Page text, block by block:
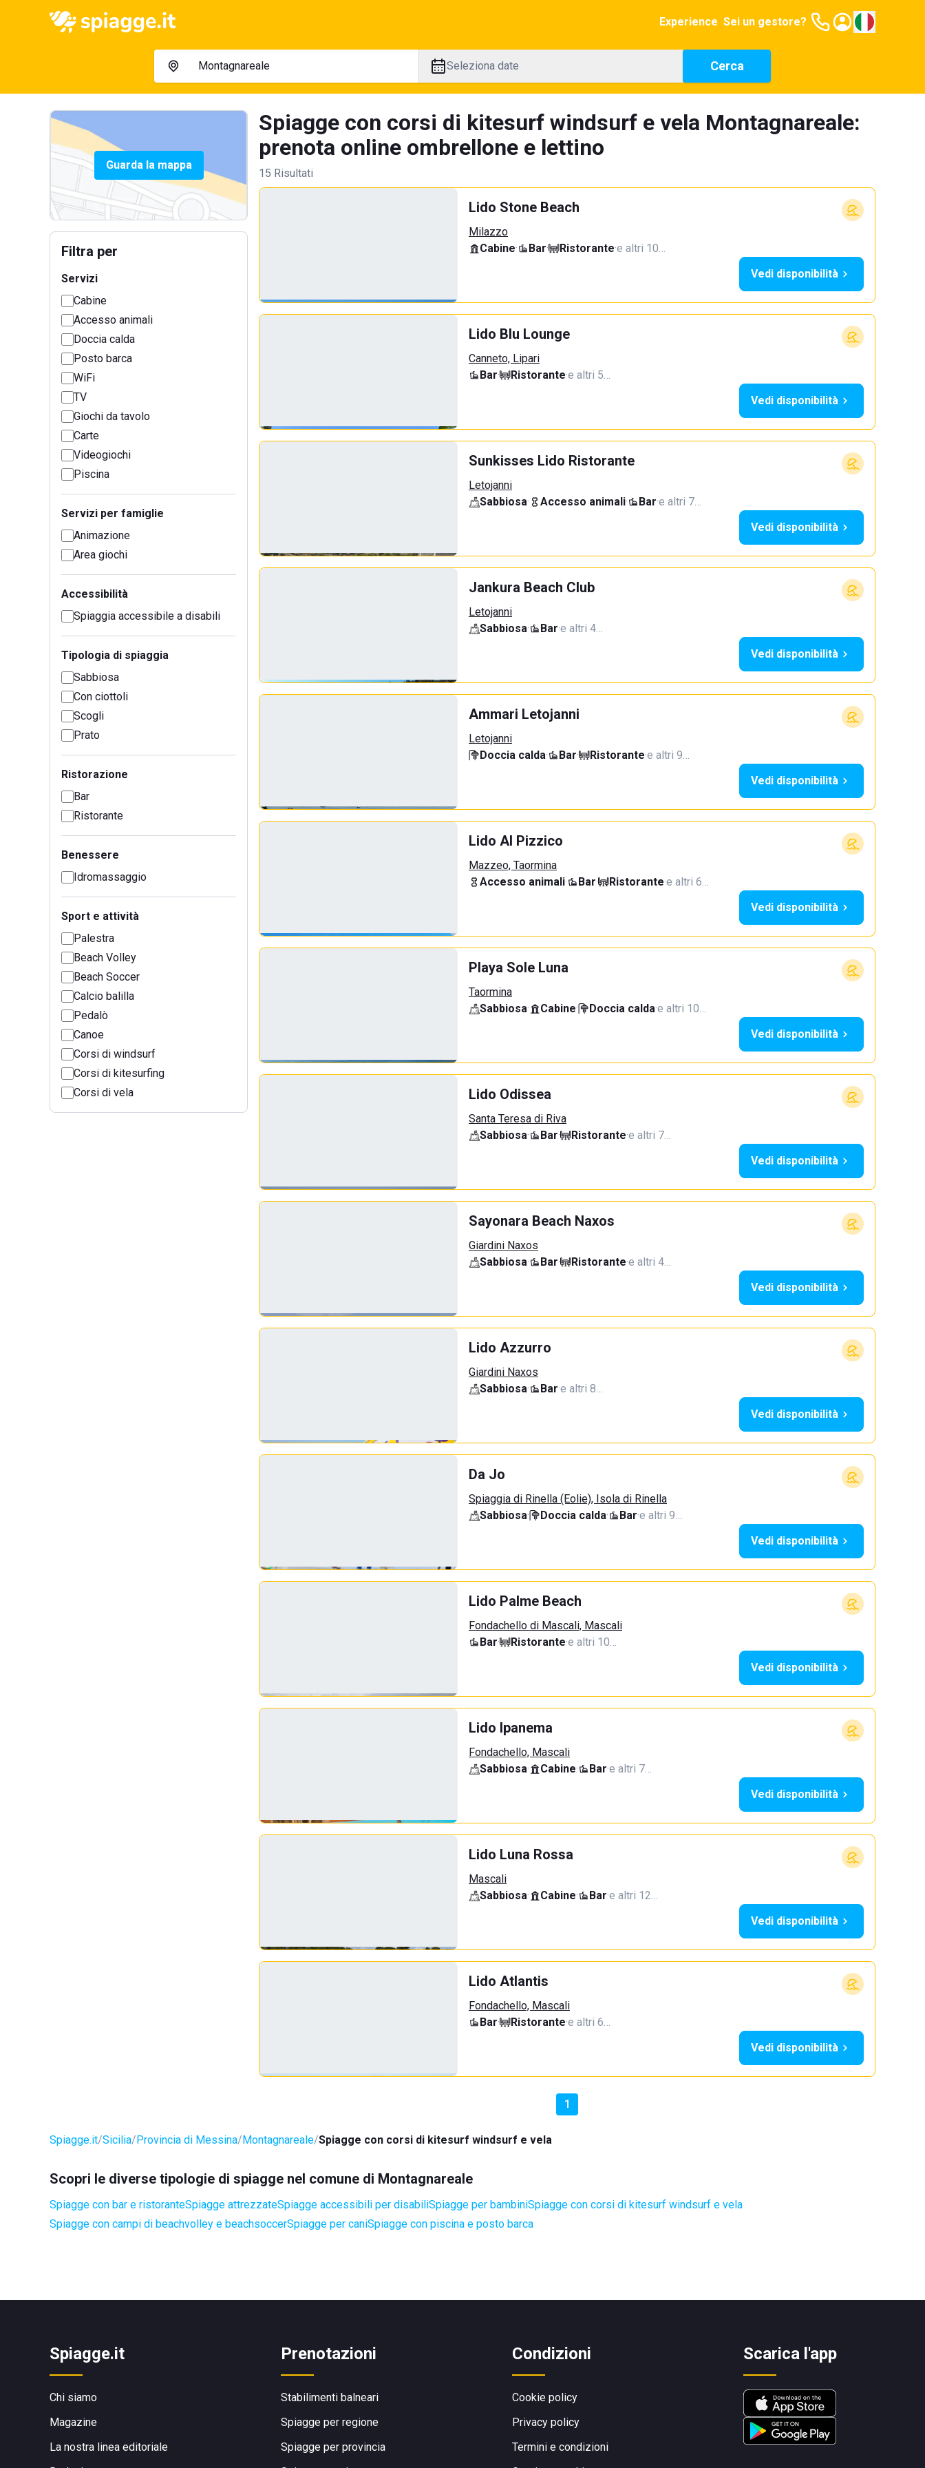
Experience Sei un gestore?
Seleziona date Cerca
Guarda la mappa
Filtra per
Servizi
Cabine
Accesso animali
Doccia calda
Posto barca
WiFi
TV
Giochi da tavolo
Carte
Videogiochi
Piscina
Servizi per famiglie
Animazione
Area giochi
Accessibilità
Spiaggia accessibile a disabili
Tipologia di spiaggia
Sabbiosa
Con ciottoli
Scogli
Prato
Ristorazione
Bar
Ristorante
Benessere
Idromassaggio
Sport e attività
Palestra
Beach Volley
Beach Soccer
Calcio balilla
Pedalò
Canoe
Corsi di windsurf
Corsi di kitesurfing
Corsi di vela
Spiagge con corsi di kitesurf windsurf e vela Montagnareale:
prenota online ombrellone e lettino
15 Risultati
Lido Stone Beach
Milazzo
Cabine· Bar· Ristorante·e altri 10…
Vedi disponibilità
Lido Blu Lounge
Canneto, Lipari
Bar· Ristorante·e altri 5…
Vedi disponibilità
Sunkisses Lido Ristorante
Letojanni
Sabbiosa· Accesso animali· Bar·e altri 7…
Vedi disponibilità
Jankura Beach Club
Letojanni
Sabbiosa· Bar·e altri 4…
Vedi disponibilità
Ammari Letojanni
Letojanni
Doccia calda· Bar· Ristorante·e altri 9…
Vedi disponibilità
Lido Al Pizzico
Mazzeo, Taormina
Accesso animali· Bar· Ristorante·e altri 6…
Vedi disponibilità
Playa Sole Luna
Taormina
Sabbiosa· Cabine· Doccia calda·e altri 10…
Vedi disponibilità
Lido Odissea
Santa Teresa di Riva
Sabbiosa· Bar· Ristorante·e altri 7…
Vedi disponibilità
Sayonara Beach Naxos
Giardini Naxos
Sabbiosa· Bar· Ristorante·e altri 4…
Vedi disponibilità
Lido Azzurro
Giardini Naxos
Sabbiosa· Bar·e altri 8…
Vedi disponibilità
Da Jo
Spiaggia di Rinella (Eolie), Isola di Rinella
Sabbiosa· Doccia calda· Bar·e altri 9…
Vedi disponibilità
Lido Palme Beach
Fondachello di Mascali, Mascali
Bar· Ristorante·e altri 10…
Vedi disponibilità
Lido Ipanema
Fondachello, Mascali
Sabbiosa· Cabine· Bar·e altri 7…
Vedi disponibilità
Lido Luna Rossa
Mascali
Sabbiosa· Cabine· Bar·e altri 12…
Vedi disponibilità
Lido Atlantis
Fondachello, Mascali
Bar· Ristorante·e altri 6…
Vedi disponibilità
1
Spiagge.it Sicilia Provincia di Messina Montagnareale Spiagge con corsi di kitesurf windsurf e vela
Scopri le diverse tipologie di spiagge nel comune di Montagnareale
Spiagge con bar e ristoranteSpiagge attrezzateSpiagge accessibili per disabiliSpiagge per bambiniSpiagge con corsi di kitesurf windsurf e vela
Spiagge con campi di beachvolley e beachsoccerSpiagge per caniSpiagge con piscina e posto barca
Spiagge.it
Chi siamo
Magazine
La nostra linea editoriale
Prenotazioni
Stabilimenti balneari
Spiagge per regione
Spiagge per provincia
Condizioni
Cookie policy
Privacy policy
Termini e condizioni
Scarica l'app